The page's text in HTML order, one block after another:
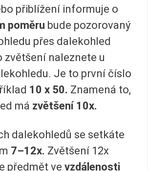
přiblížení informuje o
poměru bude pozorovaný
přes dalekohled
zvětšení naleznete u
Je to první číslo
10 x 50. Znamená to,
má zvětšení 10x.
dalekohledů se setkáte
7–12x. Zvětšení 12x
předmět ve vzdálenosti